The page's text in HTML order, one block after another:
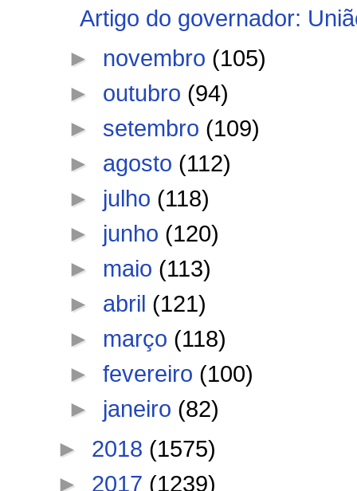
Artigo do governador:
► novembro (105)
► outubro (94)
► setembro (109)
► agosto (112)
► julho (118)
► junho (120)
► maio (113)
► abril (121)
► março (118)
►fevereiro (100)
► janeiro (82)
► 2018 (1575)
► 2017 (1239)